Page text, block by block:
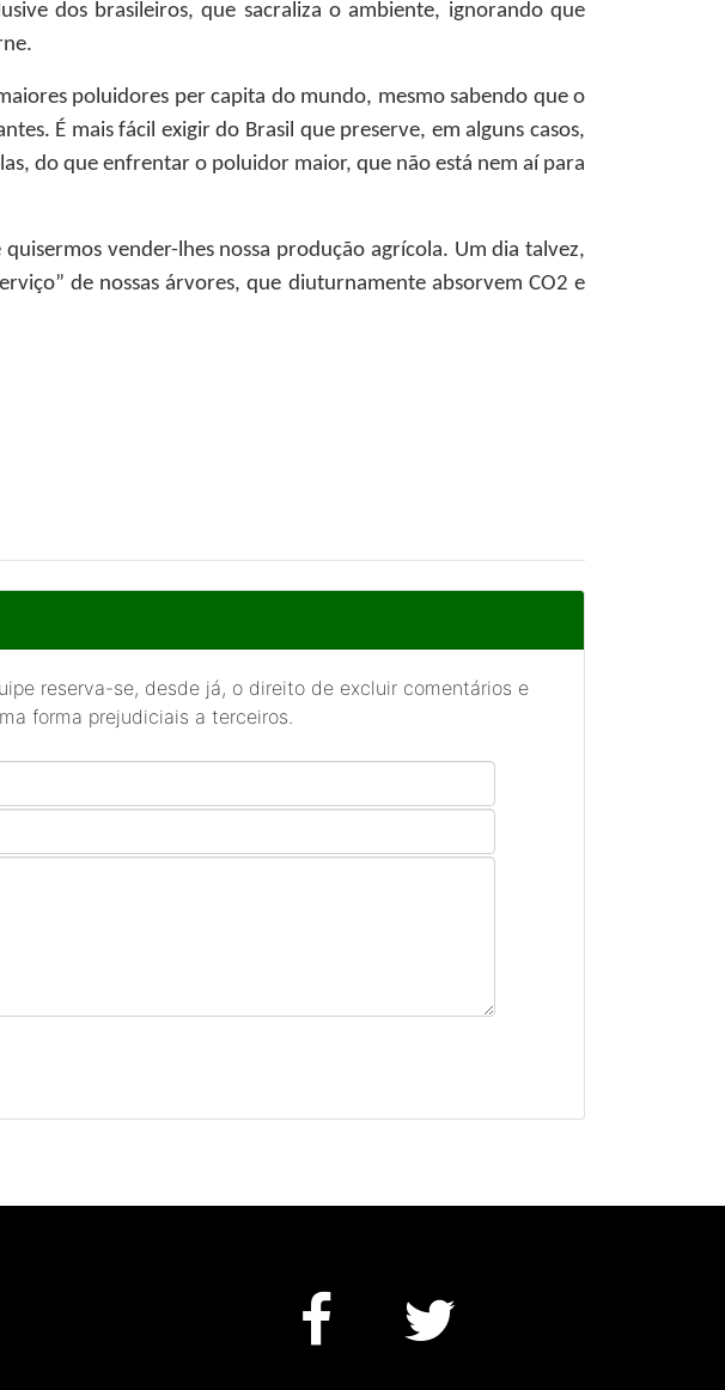
dos brasileiros, que sacraliza o ambiente, ignorando que
poluidores per capita do mundo, mesmo sabendo que o
É mais fácil exigir do Brasil que preserve, em alguns casos,
do que enfrentar o poluidor maior, que não está nem aí para
vender-lhes nossa produção agrícola. Um dia talvez,
de nossas árvores, que diuturnamente absorvem CO2 e
reserva-se, desde já, o direito de excluir comentários e
forma prejudiciais a terceiros.